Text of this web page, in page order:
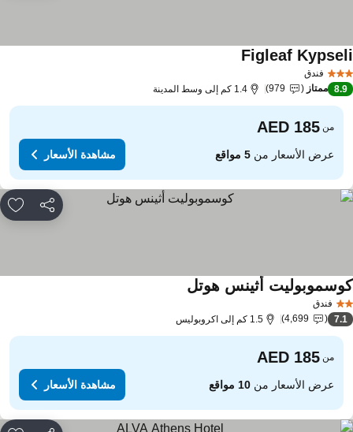
فندق
Figleafمشاهدة الأسعار
8.9 ممتاز 979 1.4 كم إلى وسط المدينة
من
عرض الأسعار من5 مواقع مشاهدة الأسعار
مشاركة
فندق
أثينس هوتلمشاهدة الأسعار
7.1
4,699 1.5 كم إلى اكروبوليس
من
عرض الأسعار من10 مواقع مشاهدة الأسعار